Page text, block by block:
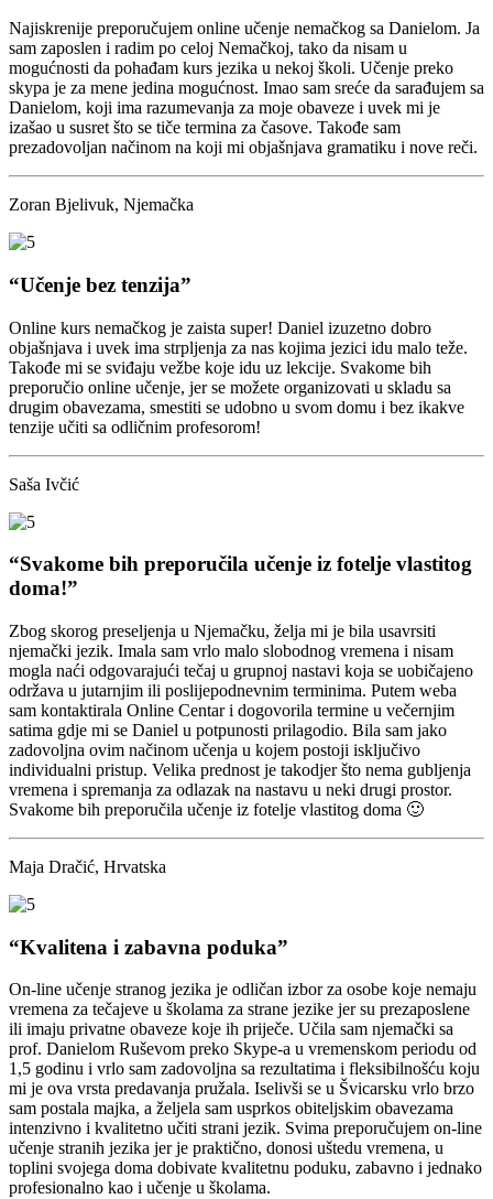
Najiskrenije preporučujem online učenje nemačkog sa Danielom. Ja
sam zaposlen i radim po celoj Nemačkoj, tako da nisam u
mogućnosti da pohađam kurs jezika u nekoj školi. Učenje preko
skypa je za mene jedina mogućnost. Imao sam sreće da sarađujem sa
Danielom, koji ima razumevanja za moje obaveze i uvek mi je
izašao u susret što se tiče termina za časove. Takođe sam
prezadovoljan načinom na koji mi objašnjava gramatiku i nove reči.
Zoran Bjelivuk, Njemačka
“Učenje bez tenzija”
Online kurs nemačkog je zaista super! Daniel izuzetno dobro
objašnjava i uvek ima strpljenja za nas kojima jezici idu malo teže.
Takođe mi se sviđaju vežbe koje idu uz lekcije. Svakome bih
preporučio online učenje, jer se možete organizovati u skladu sa
drugim obavezama, smestiti se udobno u svom domu i bez ikakve
tenzije učiti sa odličnim profesorom!
Saša Ivčić
“Svakome bih preporučila učenje iz fotelje vlastitog
doma!”
Zbog skorog preseljenja u Njemačku, želja mi je bila usavrsiti
njemački jezik. Imala sam vrlo malo slobodnog vremena i nisam
mogla naći odgovarajući tečaj u grupnoj nastavi koja se uobičajeno
održava u jutarnjim ili poslijepodnevnim terminima. Putem weba
sam kontaktirala Online Centar i dogovorila termine u večernjim
satima gdje mi se Daniel u potpunosti prilagodio. Bila sam jako
zadovoljna ovim načinom učenja u kojem postoji isključivo
individualni pristup. Velika prednost je takodjer što nema gubljenja
vremena i spremanja za odlazak na nastavu u neki drugi prostor.
Svakome bih preporučila učenje iz fotelje vlastitog doma 🙂
Maja Dračić, Hrvatska
“Kvalitena i zabavna poduka”
On-line učenje stranog jezika je odličan izbor za osobe koje nemaju
vremena za tečajeve u školama za strane jezike jer su prezaposlene
ili imaju privatne obaveze koje ih priječe. Učila sam njemački sa
prof. Danielom Ruševom preko Skype-a u vremenskom periodu od
1,5 godinu i vrlo sam zadovoljna sa rezultatima i fleksibilnošću koju
mi je ova vrsta predavanja pružala. Iselivši se u Švicarsku vrlo brzo
sam postala majka, a željela sam usprkos obiteljskim obavezama
intenzivno i kvalitetno učiti strani jezik. Svima preporučujem on-line
učenje stranih jezika jer je praktično, donosi uštedu vremena, u
toplini svojega doma dobivate kvalitetnu poduku, zabavno i jednako
profesionalno kao i učenje u školama.